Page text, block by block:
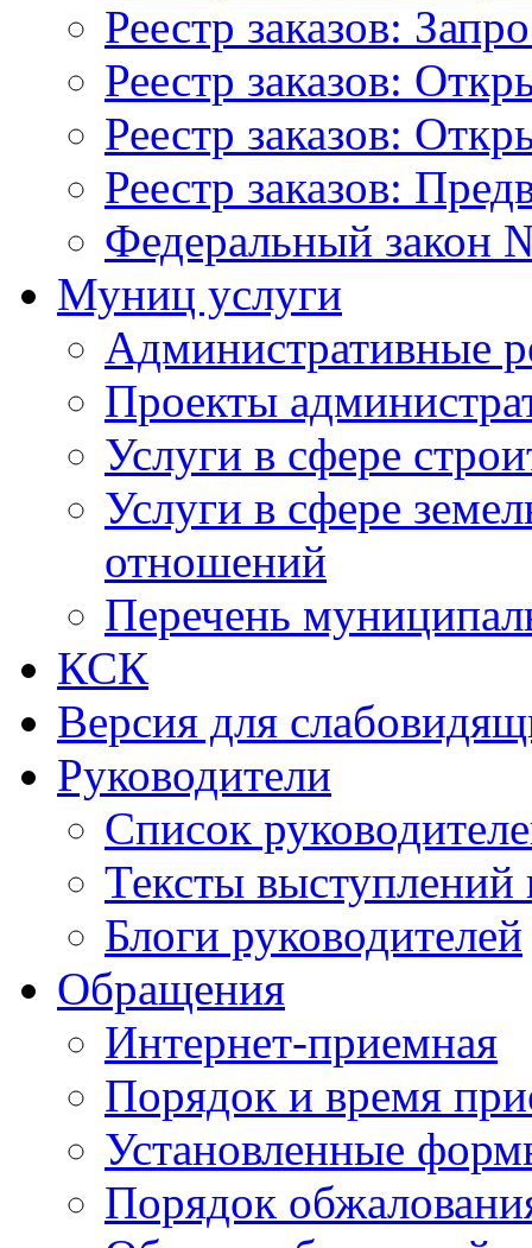
Реестр заказов:
Реестр заказов:
Реестр заказов:
Реестр заказов:
Федеральный закон
Муниц услуги
Административные
Проекты
Услуги в сфере
Услуги в сфере
отношений
Перечень
КСК
Версия для
Руководители
Список
Тексты выступлений
Блоги руководителей
Обращения
Интернет-приемная
Порядок и время
Установленные
Порядок